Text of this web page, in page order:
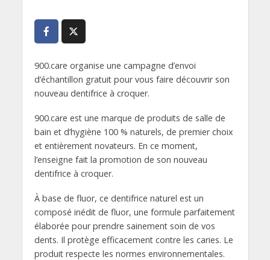
900.care organise une campagne d’envoi
d’échantillon gratuit pour vous faire découvrir son
nouveau dentifrice à croquer.
900.care est une marque de produits de salle de
bain et d’hygiène 100 % naturels, de premier choix
et entièrement novateurs. En ce moment,
l’enseigne fait la promotion de son nouveau
dentifrice à croquer.
À base de fluor, ce dentifrice naturel est un
composé inédit de fluor, une formule parfaitement
élaborée pour prendre sainement soin de vos
dents. Il protège efficacement contre les caries. Le
produit respecte les normes environnementales.